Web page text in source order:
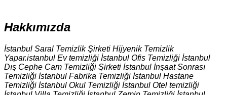
Hakkımızda
İstanbul Saral Temizlik Şirketi Hijyenik Temizlik
Yapar.istanbul Ev temizliği İstanbul Ofis Temizliği İstanbul
Dış Cephe Cam Temizliği Şirketi İstanbul İnşaat Sonrası
Temizliği İstanbul Fabrika Temizliği İstanbul Hastane
Temizliği İstanbul Okul Temizliği İstanbul Otel temizliği